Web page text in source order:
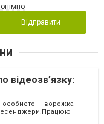
Відправити
відеозв’язку:
особисто — ворожка